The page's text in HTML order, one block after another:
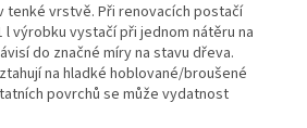
vrstvě. Při renovacích postačí
l výrobku vystačí při jednom nátěru na
do značné míry na stavu dřeva.
na hladké hoblované/broušené
povrchů se může vydatnost